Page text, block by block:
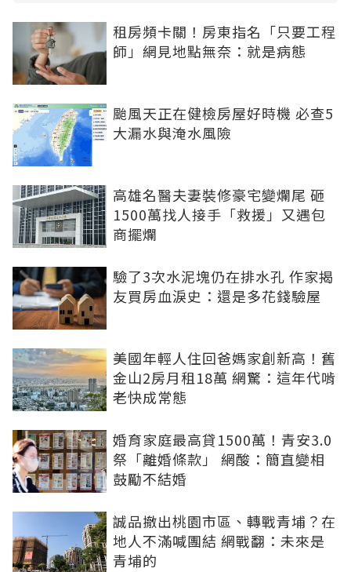
租房頻卡關！房東指名「只要工程
師」網見地點無奈：就是病態
颱風天正在健檢房屋好時機 必查5
大漏水與淹水風險
高雄名醫夫妻裝修豪宅變爛尾 砸
1500萬找人接手「救援」又遇包
商擺爛
驗了3次水泥塊仍在排水孔 作家揭
友買房血淚史：還是多花錢驗屋
美國年輕人住回爸媽家創新高！舊
金山2房月租18萬 網驚：這年代啃
老快成常態
婚育家庭最高貸1500萬！青安3.0
祭「離婚條款」 網酸：簡直變相
鼓勵不結婚
誠品撤出桃園市區、轉戰青埔？在
地人不滿喊團結 網戰翻：未來是
青埔的